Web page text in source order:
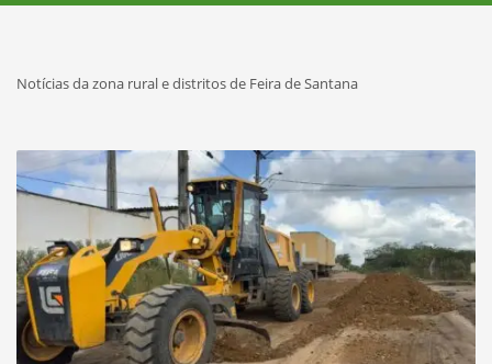
Notícias da zona rural e distritos de Feira de Santana